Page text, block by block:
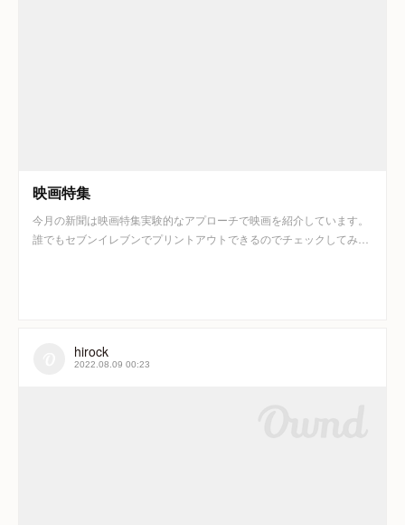
映画特集
今月の新聞は映画特集実験的なアプローチで映画を紹介しています。
誰でもセブンイレブンでプリントアウトできるのでチェックしてみ…
2022.08.09 00:23
hirock